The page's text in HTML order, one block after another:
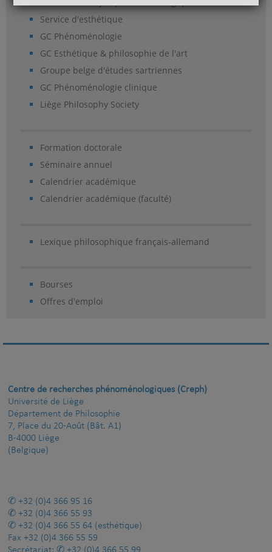
Service d'esthétique
GC Phénoménologie
GC Esthétique & philosophie de l'art
Groupe belge d'études sartriennes
GC Phénoménologie clinique
Liège Philosophy Society
Formation doctorale
Séminaire annuel
Calendrier académique
Calendrier académique (faculté)
Lexique philosophique français-allemand
Bourses
Offres d'emploi
Centre de recherches phénoménologiques (Creph)
Université de Liège
Département de Philosophie
7, Place du 20-Août (Bât. A1)
B-4000 Liège
(Belgique)
+32 (0)4 366 95 16
+32 (0)4 366 55 93
+32 (0)4 366 55 64 (esthétique)
Fax +32 (0)4 366 55 59